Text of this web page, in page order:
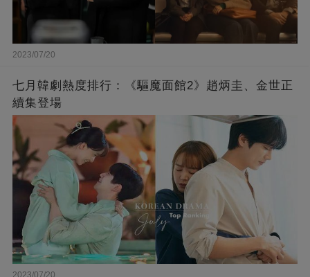
2023/07/20
七月韓劇熱度排行：《驅魔面館2》趙炳圭、金世正
續集登場
2023/07/20